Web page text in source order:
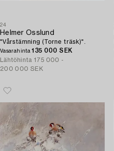
24
Helmer Osslund
"Vårstämning (Torne träsk)".
Vasarahinta135 000 SEK
Lähtöhinta 175 000 -
200 000 SEK